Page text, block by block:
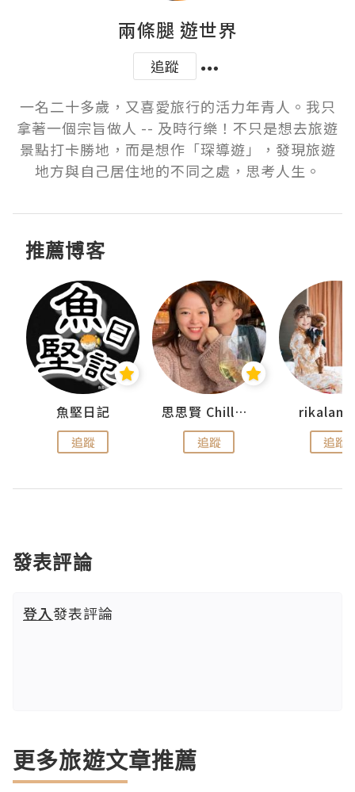
兩條腿 遊世界
追蹤
一名二十多歲，又喜愛旅行的活力年青人。我只
拿著一個宗旨做人 -- 及時行樂！不只是想去旅遊
景點打卡勝地，而是想作「琛導遊」，發現旅遊
地方與自己居住地的不同之處，思考人生。
推薦博客
魚堅日記
追蹤
思思賢 ChillMyBabe
追蹤 追蹤
發表評論
登入發表評論
更多旅遊文章推薦